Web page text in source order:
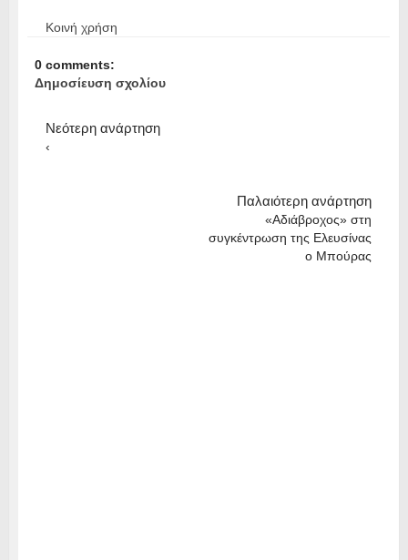
Κοινή χρήση
0 comments:
Δημοσίευση σχολίου
Νεότερη ανάρτηση
‹
Παλαιότερη ανάρτηση
«Αδιάβροχος» στη
συγκέντρωση της Ελευσίνας
ο Μπούρας